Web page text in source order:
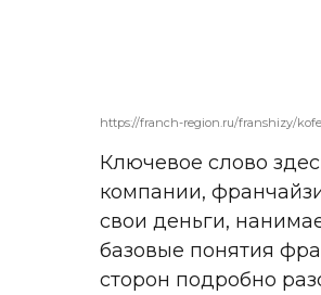
https://franch-region.ru/franshizy/
Ключевое слово
компании,
свои деньги,
базовые понятия
сторон подробно